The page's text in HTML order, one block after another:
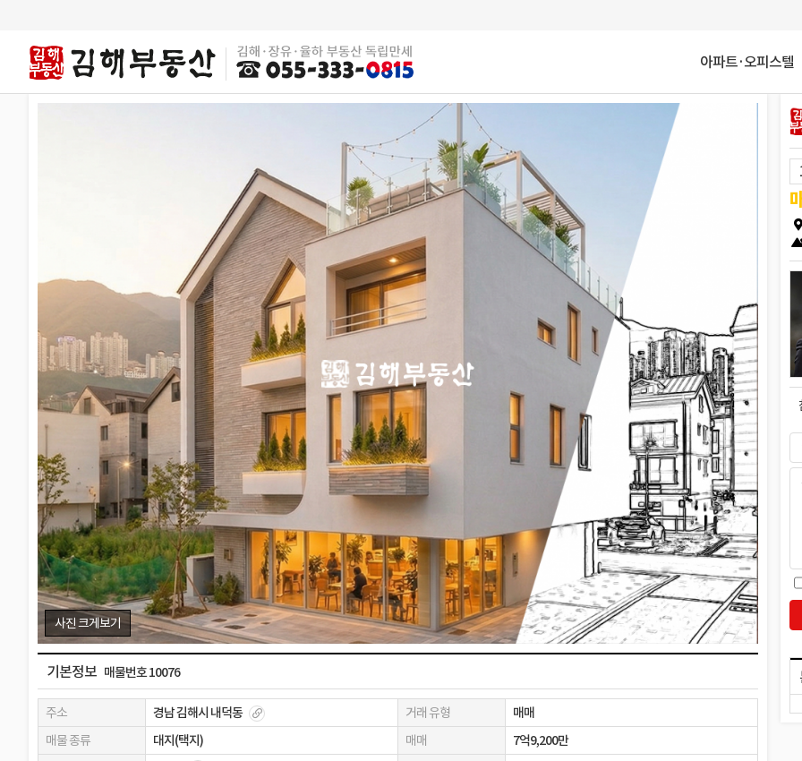
아파트·오피스텔
사진 크게보기
기본정보 매물번호 10076
주소 경남 김해시 내덕동 거래 유형
매매
매물 종류
대지(택지) 매매
7억9,200만